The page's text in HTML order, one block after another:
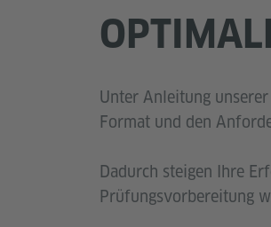
Unter Anleitung
Format und den
Dadurch steigen Ihre
Prüfungsvorbereitung